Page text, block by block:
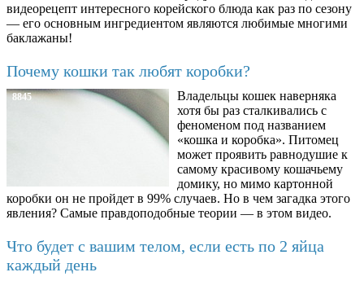
видеорецепт интересного корейского блюда как раз по сезону
— его основным ингредиентом являются любимые многими
баклажаны!
Почему кошки так любят коробки?
8845
Владельцы кошек наверняка
хотя бы раз сталкивались с
феноменом под названием
«кошка и коробка». Питомец
может проявить равнодушие к
самому красивому кошачьему
домику, но мимо картонной
коробки он не пройдет в 99% случаев. Но в чем загадка этого
явления? Самые правдоподобные теории — в этом видео.
Что будет с вашим телом, если есть по 2 яйца
каждый день